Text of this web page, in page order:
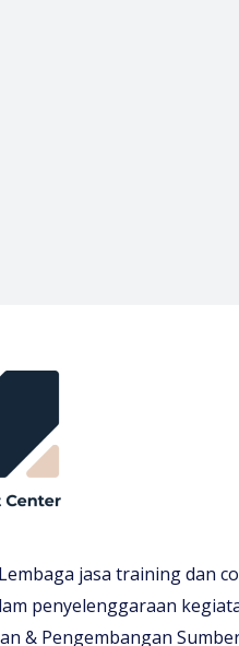
jasa training dan
penyelenggaraan
& Pengembangan